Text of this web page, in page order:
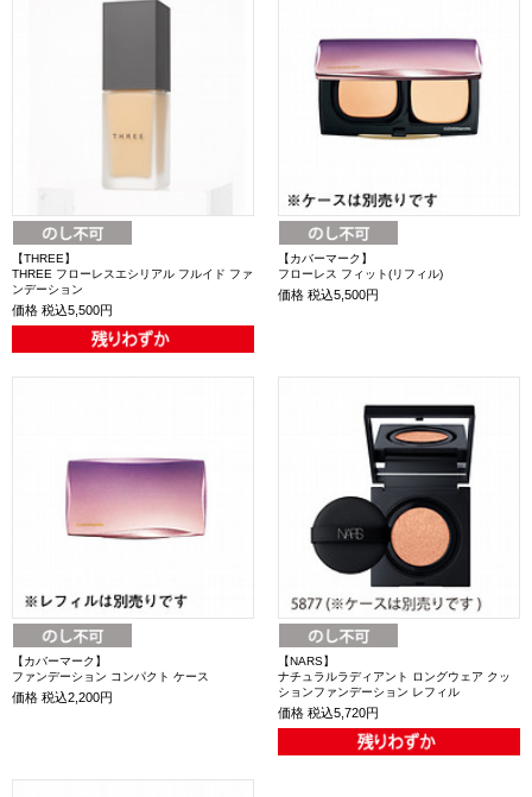
【THREE】
THREE フローレスエシリアル フルイド ファ
ンデーション
価格 税込5,500円
【カバーマーク】
フローレス フィット(リフィル)
価格 税込5,500円
【カバーマーク】
ファンデーション コンパクト ケース
価格 税込2,200円
【NARS】
ナチュラルラディアント ロングウェア クッ
ションファンデーション レフィル
価格 税込5,720円